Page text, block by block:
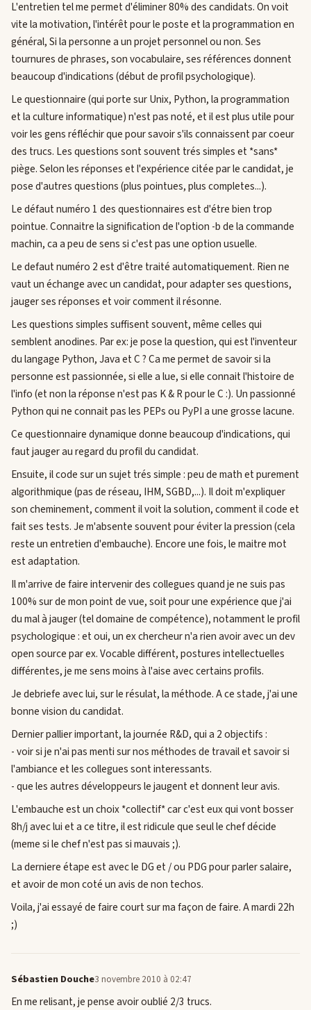
L'entretien tel me permet d'éliminer 80% des candidats. On voit
vite la motivation, l'intérêt pour le poste et la programmation en
général, Si la personne a un projet personnel ou non. Ses
tournures de phrases, son vocabulaire, ses références donnent
beaucoup d'indications (début de profil psychologique).
Le questionnaire (qui porte sur Unix, Python, la programmation
et la culture informatique) n'est pas noté, et il est plus utile pour
voir les gens réfléchir que pour savoir s'ils connaissent par coeur
des trucs. Les questions sont souvent trés simples et *sans*
piège. Selon les réponses et l'expérience citée par le candidat, je
pose d'autres questions (plus pointues, plus completes...).
Le défaut numéro 1 des questionnaires est d'étre bien trop
pointue. Connaitre la signification de l'option -b de la commande
machin, ca a peu de sens si c'est pas une option usuelle.
Le defaut numéro 2 est d'être traité automatiquement. Rien ne
vaut un échange avec un candidat, pour adapter ses questions,
jauger ses réponses et voir comment il résonne.
Les questions simples suffisent souvent, même celles qui
semblent anodines. Par ex: je pose la question, qui est l'inventeur
du langage Python, Java et C ? Ca me permet de savoir si la
personne est passionnée, si elle a lue, si elle connait l'histoire de
l'info (et non la réponse n'est pas K & R pour le C :). Un passionné
Python qui ne connait pas les PEPs ou PyPI a une grosse lacune.
Ce questionnaire dynamique donne beaucoup d'indications, qui
faut jauger au regard du profil du candidat.
Ensuite, il code sur un sujet trés simple : peu de math et purement
algorithmique (pas de réseau, IHM, SGBD,...). Il doit m'expliquer
son cheminement, comment il voit la solution, comment il code et
fait ses tests. Je m'absente souvent pour éviter la pression (cela
reste un entretien d'embauche). Encore une fois, le maitre mot
est adaptation.
Il m'arrive de faire intervenir des collegues quand je ne suis pas
100% sur de mon point de vue, soit pour une expérience que j'ai
du mal à jauger (tel domaine de compétence), notamment le profil
psychologique : et oui, un ex chercheur n'a rien avoir avec un dev
open source par ex. Vocable différent, postures intellectuelles
différentes, je me sens moins à l'aise avec certains profils.
Je debriefe avec lui, sur le résulat, la méthode. A ce stade, j'ai une
bonne vision du candidat.
Dernier pallier important, la journée R&D, qui a 2 objectifs :
- voir si je n'ai pas menti sur nos méthodes de travail et savoir si
l'ambiance et les collegues sont interessants.
- que les autres développeurs le jaugent et donnent leur avis.
L'embauche est un choix *collectif* car c'est eux qui vont bosser
8h/j avec lui et a ce titre, il est ridicule que seul le chef décide
(meme si le chef n'est pas si mauvais ;).
La derniere étape est avec le DG et / ou PDG pour parler salaire,
et avoir de mon coté un avis de non techos.
Voila, j'ai essayé de faire court sur ma façon de faire. A mardi 22h
;)
Sébastien Douche3 novembre 2010 à 02:47
En me relisant, je pense avoir oublié 2/3 trucs.